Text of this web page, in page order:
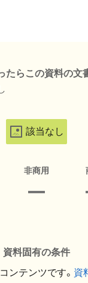
たらこの資料の文
該当なし
非商用
資料固有の条件
ンテンツです。 資